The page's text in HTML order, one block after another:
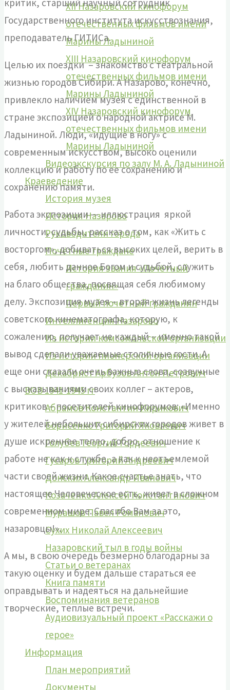
XII Назаровский кинофорум
отечественных фильмов имени
Марины Ладыниной
XIII Назаровский кинофорум
отечественных фильмов имени
Марины Ладыниной
XIV Назаровский кинофорум
отечественных фильмов имени
Марины Ладыниной
Видеоэкскурсия по залу М. А. Ладыниной
Краеведение
История музея
История Назарово
Руководители города
Почётные граждане
История звания «Почётный
гражданин»
Первый почетный гражданин
Интеллигенция Назарово
Из истории комсомольской организации
Из истории пионерской организации
Декабрист Арбузов Антон Петрович
ВОВ 1941-1945 гг
Абрамов Константин Кирикович
Борисенко Григорий Яковлевич
Голубев Георгий Гордеевич
Гусаров Григорий Андреевич
Донских Александр Иванович
Козаченко Алексей Константинович
Мурашов Павел Романович
Сухих Николай Алексеевич
Назаровский тыл в годы войны
Статьи о ветеранах
Книга памяти
Воспоминания ветеранов
Аудиовизуальный проект «Расскажи о
герое»
Информация
План мероприятий
Документы
Государственного института искусствознания,
преподаватель ГИТИСа.
Целью их поездки – знакомство с театральной
жизнью городов Сибири. А Назарово, конечно,
привлекло наличием музея с единственной в
стране экспозицией о народной актрисе М.
Ладыниной. Люди, «идущие в ногу» с
современным искусством, высоко оценили
коллекцию и работу по ее сохранению и
сохранению памяти.
Работа экспозиции — иллюстрация яркой
личности, судьбы, рассказ о том, как «Жить с
восторгом», добиваться высоких целей, верить в
себя, любить данное Богом и судьбой, служить
на благо общества, посвящая себя любимому
делу. Экспозиция музея – вторая жизнь легенды
советского кинематографа, которую, к
сожалению, получает не каждый – именно такой
вывод сделали уважаемые столичные гости. А
еще они сказали очень важные слова, созвучные
с высказываниями своих коллег – актеров,
критиков – посетителей кинофорумов: «Именно
у жителей небольших сибирских городов живет в
душе искреннее тепло, добро, отношение к
работе не как к службе, а как к неотъемлемой
части своей жизни. Какое счастье знать, что
настоящее Человеческое есть, живет в сложном
современном мире. Спасибо Вам за это,
назаровцы!».
А мы, в свою очередь безмерно благодарны за
такую оценку и будем дальше стараться ее
оправдывать и надеяться на дальнейшие
творческие, теплые встречи.